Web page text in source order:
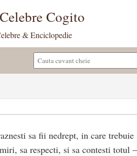
Cogito
& Enciclopedie
sa fii nedrept, in care trebuie
sa respecti, si sa contesti